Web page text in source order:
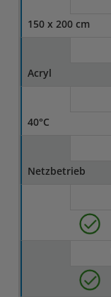
150 x 200 cm
Acryl
40°C
Netzbetrieb